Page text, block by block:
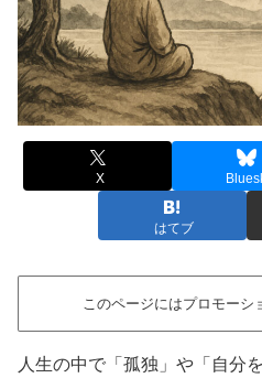
X
はてブ
このページにはプロモーシ
人生の中で「孤独」や「自分